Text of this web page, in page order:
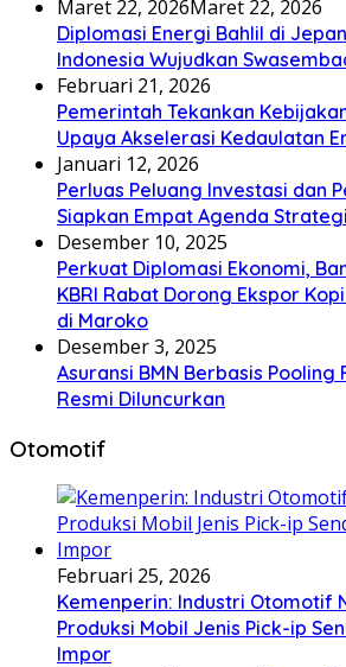
Maret 22, 2026Maret 22, 2026
Diplomasi Energi Bahlil di
Indonesia Wujudkan
Februari 21, 2026
Pemerintah Tekankan
Upaya Akselerasi Kedaulatan
Januari 12, 2026
Perluas Peluang Investasi dan
Siapkan Empat Agenda
Desember 10, 2025
Perkuat Diplomasi Ekonomi,
KBRI Rabat Dorong Ekspor
di Maroko
Desember 3, 2025
Asuransi BMN Berbasis Pooling
Resmi Diluncurkan
Otomotif
Februari 25, 2026
Kemenperin: Industri Otomotif
Produksi Mobil Jenis Pick-ip
Impor